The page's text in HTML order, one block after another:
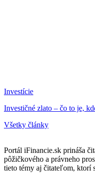
Investície
Investičné zlato – čo to je,
Všetky články
Portál iFinancie.sk prináša
pôžičkového a právneho
tieto témy aj čitateľom, ktorí